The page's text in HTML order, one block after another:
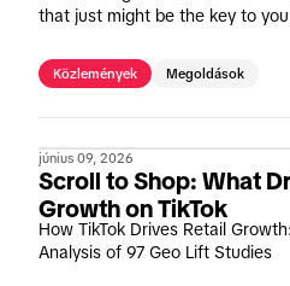
that just might be the key to
Közlemények Megoldások
június 09, 2026
Scroll to Shop: What
Growth on TikTok
How TikTok Drives Retail
Analysis of 97 Geo Lift Studies